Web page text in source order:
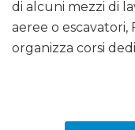
di alcuni mezzi di
aeree o escavatori,
organizza corsi